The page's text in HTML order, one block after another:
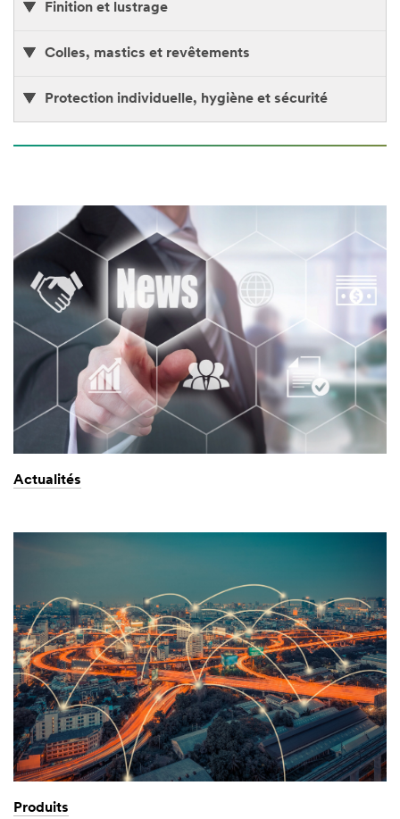
Finition et lustrage
Colles, mastics et revêtements
Protection individuelle, hygiène et sécurité
Actualités
Produits